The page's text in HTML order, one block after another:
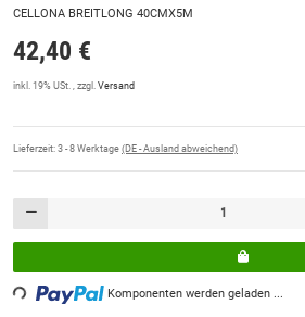
CELLONA BREITLONG 40CMX5M
42,40 €
inkl. 19% USt. , zzgl. Versand
Lieferzeit: 3 - 8 Werktage (DE - Ausland abweichend)
Komponenten werden geladen ...